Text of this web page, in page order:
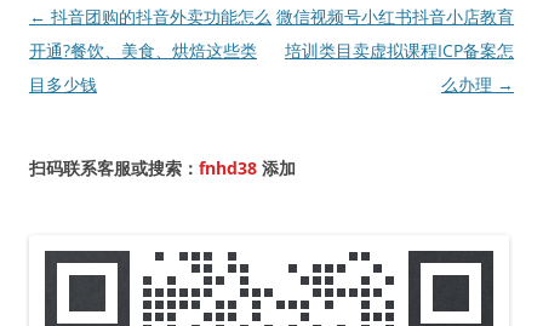
文
章
导
← 抖音团购的抖音外卖功能怎么
开通?餐饮、美食、烘焙这些类
目多少钱
微信视频号小红书抖音小店教育
培训类目卖虚拟课程ICP备案怎
么办理 →
扫码联系客服或搜索： fnhd38 添加